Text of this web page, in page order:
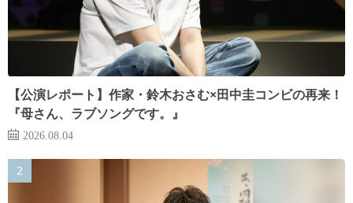
【公演レポート】作家・鈴木おさむ×田中圭コンビの再来！
『母さん、ラブソングです。』
2026.08.04